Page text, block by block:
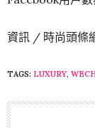
資訊 / 時尚頭條
TAGS: LUXURY,